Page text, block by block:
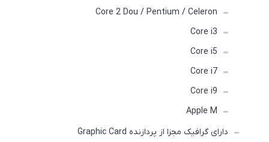
Core 2 Dou / Pentium / Celeron
Core i3
Core i5
Core i7
Core i9
Apple M
دارای گرافیک مجزا از پردازنده Graphic Card